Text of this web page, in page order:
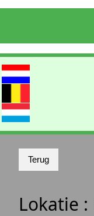
Lokatie :